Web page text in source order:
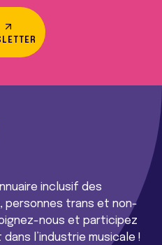
inclusif des
personnes trans et non-
nous et participez
l’industrie musicale !